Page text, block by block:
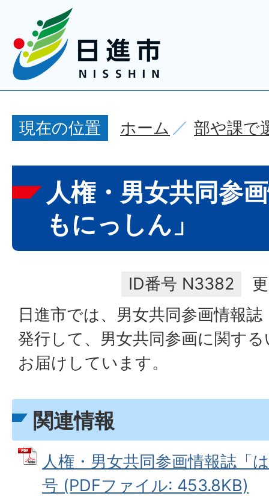
現在の位置 ホーム 部や課で
人権・男女共同参
もにっしん」
ID番号 N3382
日進市では、男女共同参画情報
発行して、男女共同参画に関す
お届けしています。
関連情報
人権・男女共同参画情報誌「
号 (PDFファイル: 453.8KB)